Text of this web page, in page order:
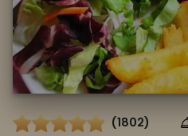
Koop ons
Ofklik hierom je aan te
(1802)